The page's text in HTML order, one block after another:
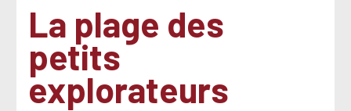
La plage des
petits
explorateurs